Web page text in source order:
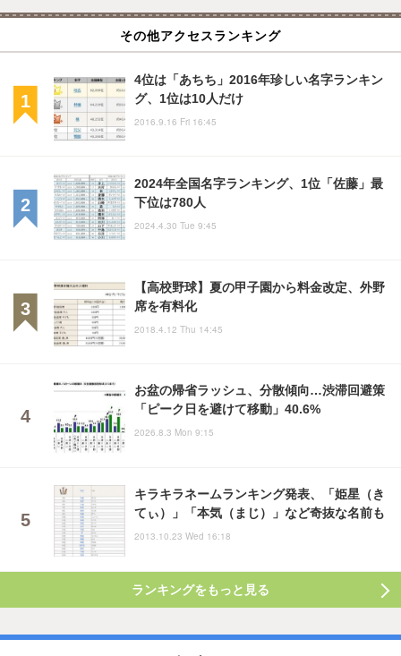
その他アクセスランキング
4位は「あちち」2016年珍しい名字ランキン
グ、1位は10人だけ
2016.9.16 Fri 16:45
2024年全国名字ランキング、1位「佐藤」最
下位は780人
2024.4.30 Tue 9:45
【高校野球】夏の甲子園から料金改定、外野
席を有料化
2018.4.12 Thu 14:45
お盆の帰省ラッシュ、分散傾向…渋滞回避策
「ピーク日を避けて移動」40.6%
2026.8.3 Mon 9:15
キラキラネームランキング発表、「姫星（き
てぃ）」「本気（まじ）」など奇抜な名前も
2013.10.23 Wed 16:18
ランキングをもっと見る